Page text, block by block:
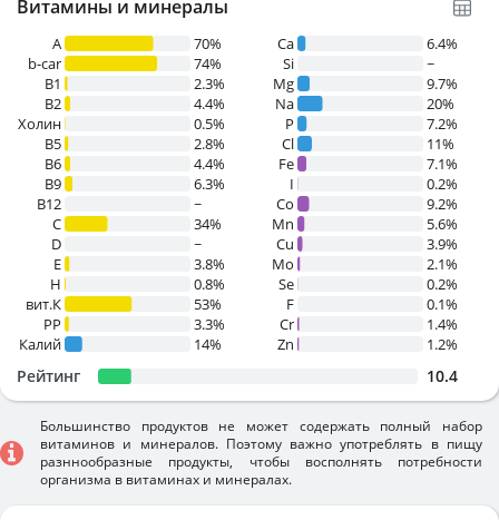
Витамины и минералы
A
70%
b-car
74%
В1
2.3%
B2
4.4%
Холин
0.5%
B5
2.8%
B6
4.4%
B9
6.3%
B12
~
C
34%
D
~
E
3.8%
H
0.8%
вит.К
53%
PP
3.3%
Калий
14%
Ca
6.4%
Si
~
Mg
9.7%
Na
20%
P
7.2%
Cl
11%
Fe
7.1%
I
0.2%
Co
9.2%
Mn
5.6%
Cu
3.9%
Mo
2.1%
Se
0.2%
F
0.1%
Cr
1.4%
Zn
1.2%
Рейтинг 10.4
Большинство продуктов не может содержать полный набор
витаминов и минералов. Поэтому важно употреблять в пищу
разннообразные продукты, чтобы восполнять потребности
организма в витаминах и минералах.